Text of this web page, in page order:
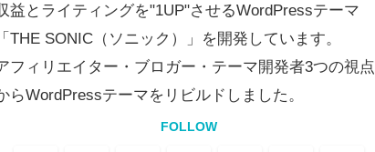
益とライティングを"1UP"させるWordPressテーマ
THE SONIC（ソニック）」を開発しています。
フィリエイター・ブロガー・テーマ開発者3つの視点
らWordPressテーマをリビルドしました。
FOLLOW